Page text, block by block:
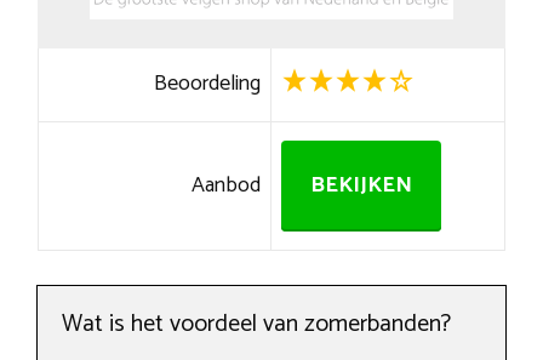
Beoordeling
Aanbod BEKIJKEN
Wat is het voordeel van zomerbanden?